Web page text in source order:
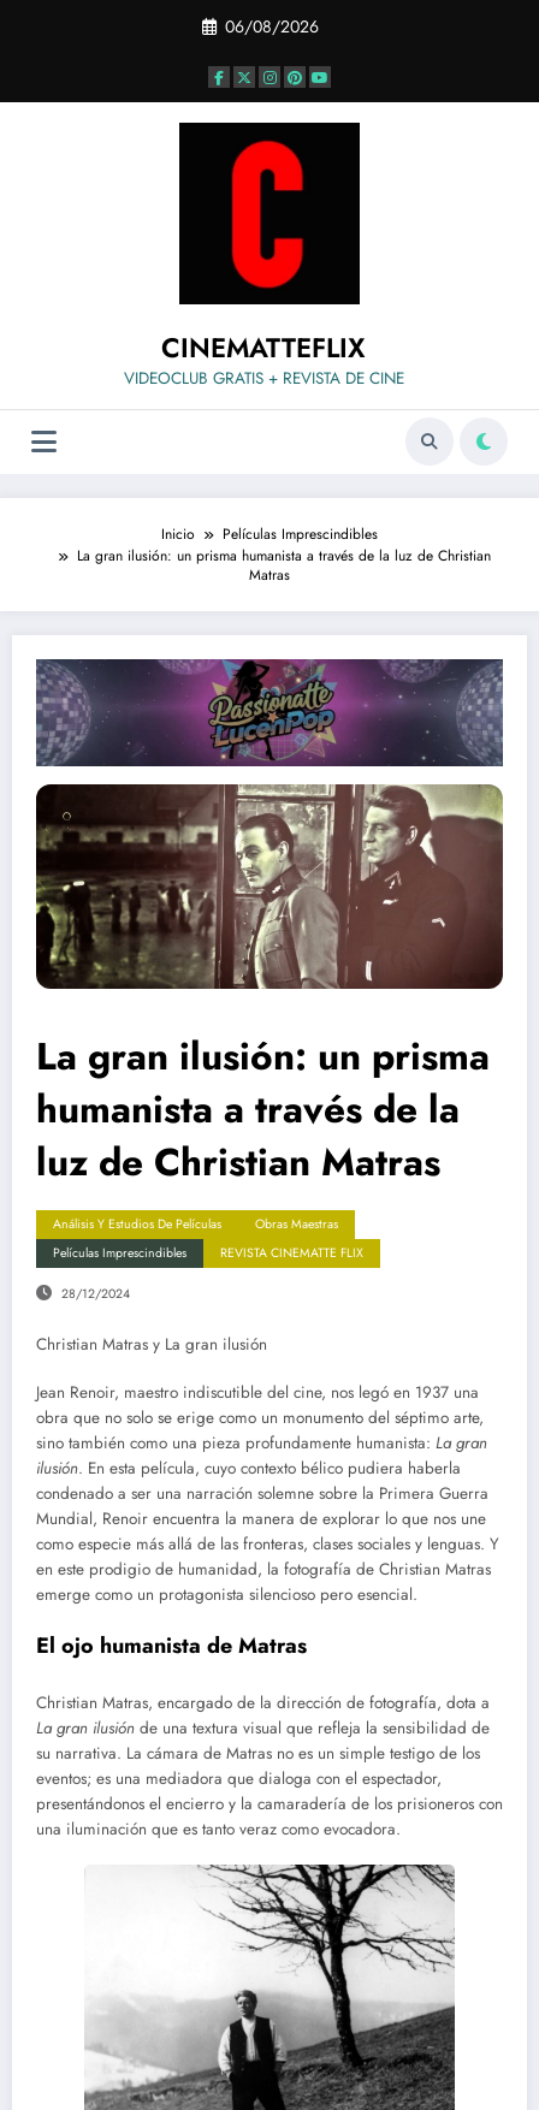
06/08/2026
CINEMATTEFLIX
VIDEOCLUB GRATIS + REVISTA DE CINE
Inicio
Películas Imprescindibles
La gran ilusión: un prisma humanista a través de la luz de Christian
Matras
La gran ilusión: un prisma
humanista a través de la
luz de Christian Matras
Análisis Y Estudios De Películas
Obras Maestras
Películas Imprescindibles
REVISTA CINEMATTE FLIX
28/12/2024
Christian Matras y La gran ilusión
Jean Renoir, maestro indiscutible del cine, nos legó en 1937 una
obra que no solo se erige como un monumento del séptimo arte,
sino también como una pieza profundamente humanista: La gran
ilusión. En esta película, cuyo contexto bélico pudiera haberla
condenado a ser una narración solemne sobre la Primera Guerra
Mundial, Renoir encuentra la manera de explorar lo que nos une
como especie más allá de las fronteras, clases sociales y lenguas. Y
en este prodigio de humanidad, la fotografía de Christian Matras
emerge como un protagonista silencioso pero esencial.
El ojo humanista de Matras
Christian Matras, encargado de la dirección de fotografía, dota a
La gran ilusión de una textura visual que refleja la sensibilidad de
su narrativa. La cámara de Matras no es un simple testigo de los
eventos; es una mediadora que dialoga con el espectador,
presentándonos el encierro y la camaradería de los prisioneros con
una iluminación que es tanto veraz como evocadora.